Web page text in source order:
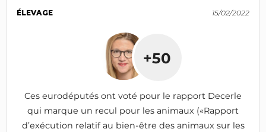
ÉLEVAGE 15/02/2022
+50
Ces eurodéputés ont voté pour le rapport Decerle
qui marque un recul pour les animaux («Rapport
d’exécution relatif au bien-être des animaux sur les